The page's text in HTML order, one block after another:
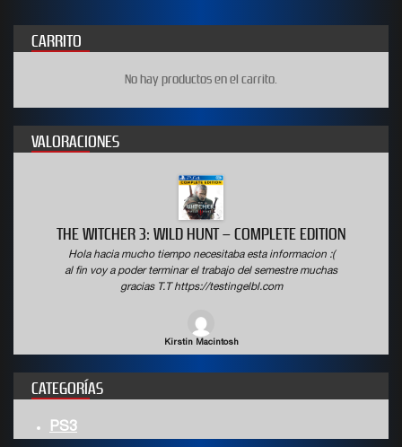
CARRITO
No hay productos en el carrito.
VALORACIONES
THE WITCHER 3: WILD HUNT – COMPLETE EDITION
Hola hacia mucho tiempo necesitaba esta informacion :(
al fin voy a poder terminar el trabajo del semestre muchas
gracias T.T https://testingelbl.com
Kirstin Macintosh
CATEGORÍAS
PS3